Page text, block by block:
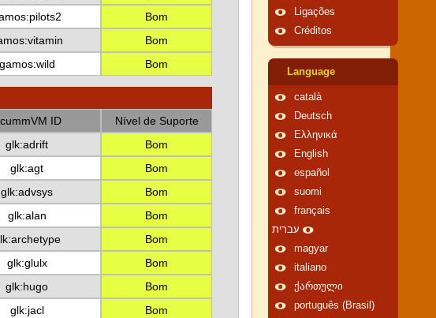
Bom
Bom
gamos:wild Bom
ID
Nível de Suporte
glk:adrift
Bom
glk:agt
Bom
glk:advsys
Bom
glk:alan
Bom
Bom
glk:glulx
Bom
glk:hugo
Bom
glk:jacl
Bom
Ligações
Créditos
Language
català
Deutsch
Ελληνικά
English
español
suomi
français
עברית
magyar
italiano
ქართული
português (Brasil)